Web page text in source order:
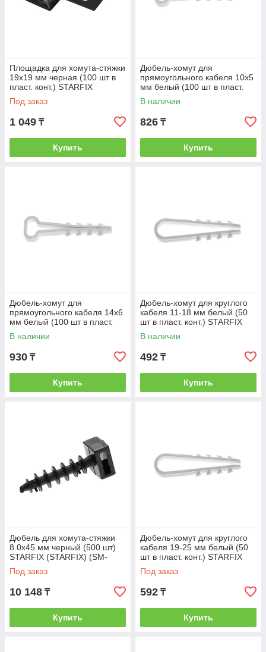
Площадка для хомута-стяжки
19х19 мм черная (100 шт в
пласт. конт.) STARFIX
(STARFIX) (SMP2-81103-100)
Под заказ
1 049 ₸
Купить
Дюбель-хомут для
прямоугольного кабеля 10х5
мм белый (100 шт в пласт.
конт.) STARFIX (STARFIX)
В наличии
826 ₸
Купить
Дюбель-хомут для
прямоугольного кабеля 14х6
мм белый (100 шт в пласт.
конт.) STARFIX (STARFIX)
В наличии
930 ₸
Купить
Дюбель-хомут для круглого
кабеля 11-18 мм белый (50
шт в пласт. конт.) STARFIX
(STARFIX) (SMP2-12283-50)
В наличии
492 ₸
Купить
Дюбель для хомута-стяжки
8.0х45 мм черный (500 шт)
STARFIX (STARFIX) (SM-
43517-500)
Под заказ
10 148 ₸
Купить
Дюбель-хомут для круглого
кабеля 19-25 мм белый (50
шт в пласт. конт.) STARFIX
(STARFIX) (SMP2-20290-50)
Под заказ
592 ₸
Купить